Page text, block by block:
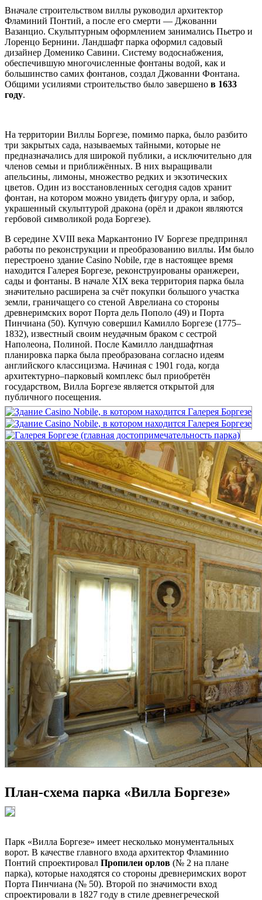
Вначале строительством виллы руководил архитектор
Фламиний Понтий, а после его смерти — Джованни
Вазанцио. Скульптурным оформлением занимались Пьетро и
Лоренцо Бернини. Ландшафт парка оформил садовый
дизайнер Доменико Савини. Систему водоснабжения,
обеспечившую многочисленные фонтаны водой, как и
большинство самих фонтанов, создал Джованни Фонтана.
Общими усилиями строительство было завершено в 1633
году.
На территории Виллы Боргезе, помимо парка, было разбито
три закрытых сада, называемых тайными, которые не
предназначались для широкой публики, а исключительно для
членов семьи и приближённых. В них выращивали
апельсины, лимоны, множество редких и экзотических
цветов. Один из восстановленных сегодня садов хранит
фонтан, на котором можно увидеть фигуру орла, и забор,
украшенный скульптурой дракона (орёл и дракон являются
гербовой символикой рода Боргезе).
В середине XVIII века Маркантонио IV Боргезе предпринял
работы по реконструкции и преобразованию виллы. Им было
перестроено здание Casino Nobile, где в настоящее время
находится Галерея Боргезе, реконструированы оранжереи,
сады и фонтаны. В начале XIX века территория парка была
значительно расширена за счёт покупки большого участка
земли, граничащего со стеной Аврелиана со стороны
древнеримских ворот Порта дель Пополо (49) и Порта
Пинчиана (50). Купчую совершил Камилло Боргезе (1775–
1832), известный своим неудачным браком с сестрой
Наполеона, Полиной. После Камилло ландшафтная
планировка парка была преобразована согласно идеям
английского классицизма. Начиная с 1901 года, когда
архитектурно–парковый комплекс был приобретён
государством, Вилла Боргезе является открытой для
публичного посещения.
План-схема парка «Вилла Боргезе»
Парк «Вилла Боргезе» имеет несколько монументальных
ворот. В качестве главного входа архитектор Фламинио
Понтий спроектировал Пропилеи орлов (№ 2 на плане
парка), которые находятся со стороны древнеримских ворот
Порта Пинчиана (№ 50). Второй по значимости вход
спроектировали в 1827 году в стиле древнегреческой